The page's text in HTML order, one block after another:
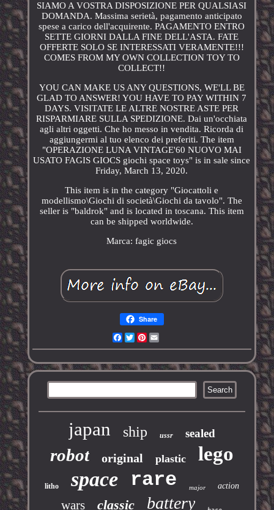
SIAMO A VOSTRA DISPOSIZIONE PER QUALSIASI
DOMANDA. Massima serietà, pagamento anticipato
spese a carico dell'acquirente. PAGAMENTO ENTRO
SETTE GIORNI DALLA FINE DELL'ASTA. FATE
OFFERTE SOLO SE INTERESSATI VERAMENTE!!!
COMES FROM MY OWN COLLECTION TOY TO
COLLECT!!
YOU CAN MAKE US ANY QUESTIONS, WE'LL BE
GLAD TO ANSWER! YOU HAVE TO PAY WITHIN 7
DAYS. VISITATE LE ALTRE NOSTRE ASTE PER
RISPARMIARE SULLA SPEDIZIONE. Dai un'occhiata
agli altri oggetti. Che ho messo in vendita. Ricorda di
aggiungermi al tuo elenco dei preferiti. The item
"OPERAZIONE LUNA VINTAGE'60 NUOVO MAI
USATO FAGIS GIOCS giochi space toys" is in sale since
Friday, March 13, 2020.
This item is in the category "Giocattoli e
modellismo\Giochi di società\Giochi da tavolo". The
seller is "baldrok" and is located in toscana. This item
can be shipped worldwide.
Marca: fagic giocs
Share
Facebook
TwitterPinterest
japan ship ussr sealed
robot original plastic lego
litho space rare major action
wars classic battery